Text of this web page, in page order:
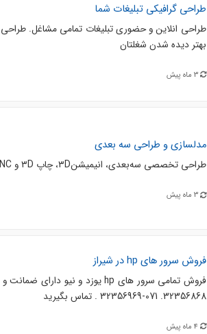
طراحی گرافیکی تبلیغات شما
طراحی انلاین و حضوری تبلیغات تمامی مشاغل.
بهتر دیده شدن شغلتان
3 ماه پیش
مدلسازی و طراحی سه بعدی
طراحی تخصصی سه‌بعدی، انیمیشن۳D، چاپ ۳D و CNC پروداکت دیزاین .... آیدی روبیکا:. @drgraphiic_۳d
3 ماه پیش
فروش سرور های hp در شیراز
32356868. 071-32356969 . تماس بگیرید
4 ماه پیش